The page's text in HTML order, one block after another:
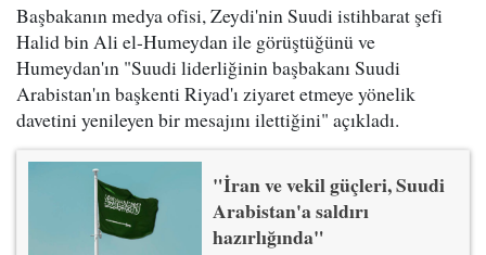
Başbakanın medya ofisi, Zeydi'nin Suudi istihbarat şefi
Halid bin Ali el-Humeydan ile görüştüğünü ve
Humeydan'ın "Suudi liderliğinin başbakanı Suudi
Arabistan'ın başkenti Riyad'ı ziyaret etmeye yönelik
davetini yenileyen bir mesajını ilettiğini" açıkladı.
"İran ve vekil güçleri, Suudi
Arabistan'a saldırı
hazırlığında"